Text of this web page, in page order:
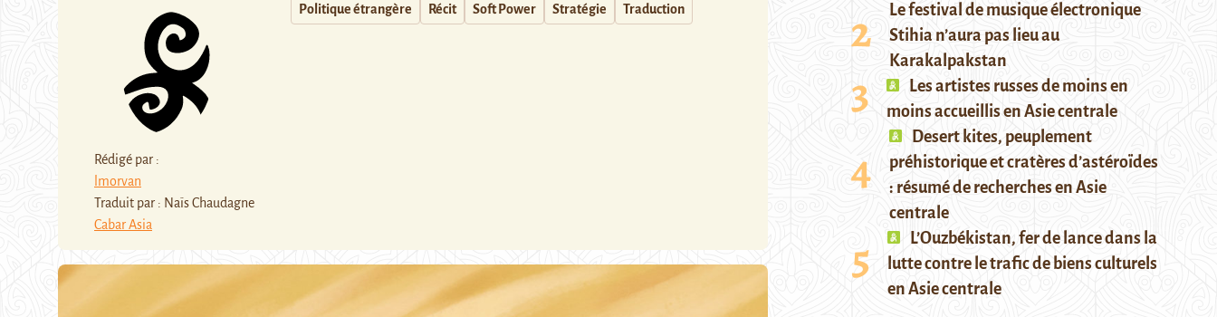
Rédigé par :
lmorvan
Traduit par : Naïs Chaudagne
Cabar Asia
Politique étrangère Récit Soft Power Stratégie Traduction
Le festival de musique électronique
Stihia n’aura pas lieu au
Karakalpakstan
Les artistes russes de moins en
moins accueillis en Asie centrale
Desert kites, peuplement
préhistorique et cratères d’astéroïdes
: résumé de recherches en Asie
centrale
L’Ouzbékistan, fer de lance dans la
lutte contre le trafic de biens culturels
en Asie centrale